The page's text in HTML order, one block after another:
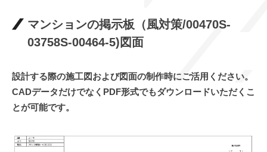
マンションの掲示板（風対策/00470S-
03758S-00464-5)図面
設計する際の施工図および図面の制作時にご活用ください。
CADデータだけでなくPDF形式でもダウンロードいただくこ
とが可能です。